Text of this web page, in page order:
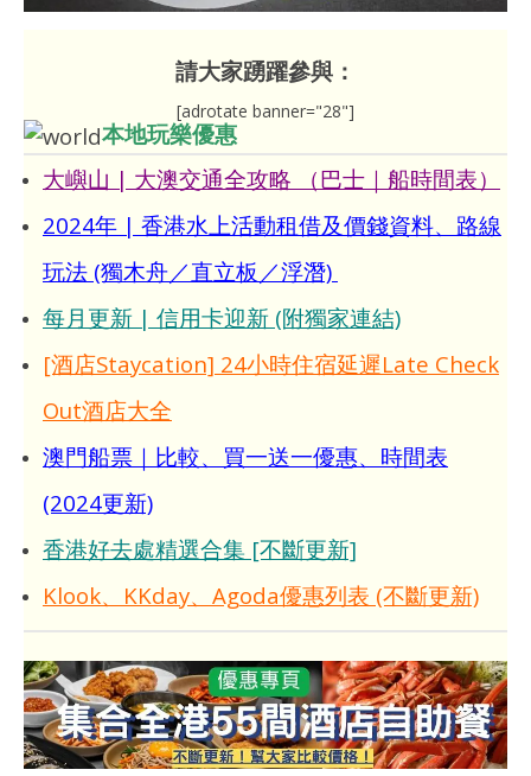
請大家踴躍參與：
[adrotate banner="28"]
本地玩樂優惠
大嶼山 | 大澳交通全攻略 （巴士｜船時間表）
2024年 | 香港水上活動租借及價錢資料、路線
玩法 (獨木舟／直立板／浮潛)
每月更新 | 信用卡迎新 (附獨家連結)
[酒店Staycation] 24小時住宿延遲Late Check
Out酒店大全
澳門船票｜比較、買一送一優惠、時間表
(2024更新)
香港好去處精選合集 [不斷更新]
Klook、KKday、Agoda優惠列表 (不斷更新)